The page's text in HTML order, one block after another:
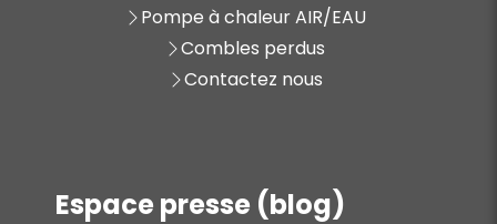
Pompe à chaleur AIR/EAU
Combles perdus
Contactez nous
Espace presse (blog)